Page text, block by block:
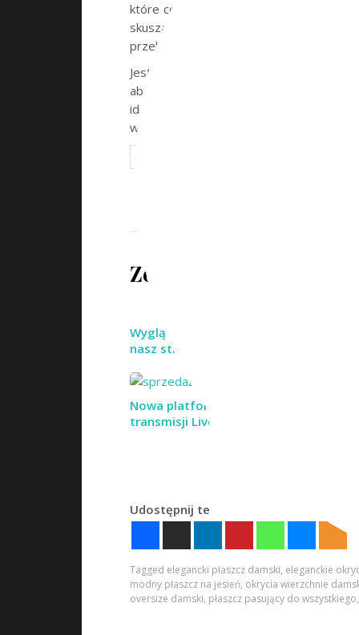
które cenią sobie wyrafinowaną
skuszą się zmysłowy kobalt,
przebojowe z pewnością wybiorą
Jesteś miłośniczką tradycji? To jasny
absolutny hit i klasyka w nowoczesnej
idealne okrycie wierzchnie dla
wybrać klasyczny, elegancki i
Artykuł powstał we współpracy z
Zobacz także
Wygląd ma znaczenie – czyli w jaki
nasz strój wpływa na relacje z innymi.
Nowa platforma sprzedażowa za
transmisji Live!
Udostępnij ten artykuł
Tagged elegancki płaszcz damski, eleganckie
modny płaszcz na jesień, okrycia wierzchnie
oversize damski, płaszcz pasujący do wszystkiego,